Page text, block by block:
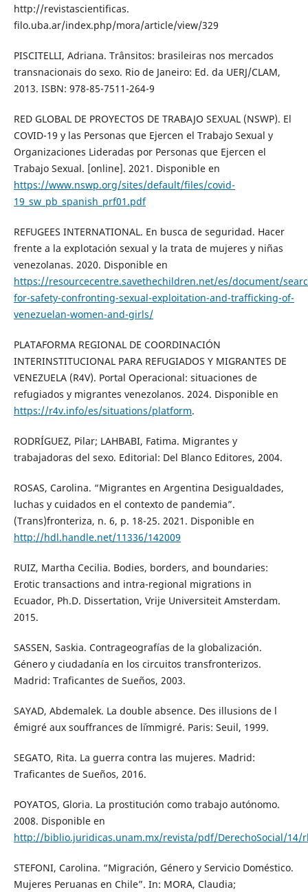
http://revistascientificas.
filo.uba.ar/index.php/mora/article/view/329
PISCITELLI, Adriana. Trânsitos: brasileiras nos mercados
transnacionais do sexo. Rio de Janeiro: Ed. da UERJ/CLAM,
2013. ISBN: 978-85-7511-264-9
RED GLOBAL DE PROYECTOS DE TRABAJO SEXUAL (NSWP). El
COVID-19 y las Personas que Ejercen el Trabajo Sexual y
Organizaciones Lideradas por Personas que Ejercen el
Trabajo Sexual. [online]. 2021. Disponible en
https://www.nswp.org/sites/default/files/covid-
19_sw_pb_spanish_prf01.pdf
REFUGEES INTERNATIONAL. En busca de seguridad. Hacer
frente a la explotación sexual y la trata de mujeres y niñas
venezolanas. 2020. Disponible en
https://resourcecentre.savethechildren.net/es/document/
for-safety-confronting-sexual-exploitation-and-trafficking-of-
venezuelan-women-and-girls/
PLATAFORMA REGIONAL DE COORDINACIÓN
INTERINSTITUCIONAL PARA REFUGIADOS Y MIGRANTES DE
VENEZUELA (R4V). Portal Operacional: situaciones de
refugiados y migrantes venezolanos. 2024. Disponible en
https://r4v.info/es/situations/platform.
RODRÍGUEZ, Pilar; LAHBABI, Fatima. Migrantes y
trabajadoras del sexo. Editorial: Del Blanco Editores, 2004.
ROSAS, Carolina. “Migrantes en Argentina Desigualdades,
luchas y cuidados en el contexto de pandemia”.
(Trans)fronteriza, n. 6, p. 18-25. 2021. Disponible en
http://hdl.handle.net/11336/142009
RUIZ, Martha Cecilia. Bodies, borders, and boundaries:
Erotic transactions and intra-regional migrations in
Ecuador, Ph.D. Dissertation, Vrije Universiteit Amsterdam.
2015.
SASSEN, Saskia. Contrageografías de la globalización.
Género y ciudadanía en los circuitos transfronterizos.
Madrid: Traficantes de Sueños, 2003.
SAYAD, Abdemalek. La double absence. Des illusions de l
´émigré aux souffrances de l´immigré. Paris: Seuil, 1999.
SEGATO, Rita. La guerra contra las mujeres. Madrid:
Traficantes de Sueños, 2016.
POYATOS, Gloria. La prostitución como trabajo autónomo.
2008. Disponible en
http://biblio.juridicas.unam.mx/revista/pdf/DerechoSocial/14/
STEFONI, Carolina. “Migración, Género y Servicio Doméstico.
Mujeres Peruanas en Chile”. In: MORA, Claudia;